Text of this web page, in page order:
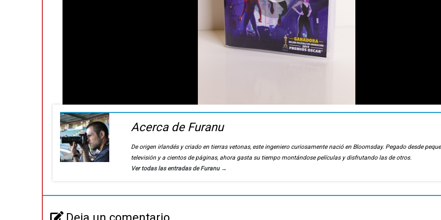
Acerca de Furanu
De origen irlandés y criado en tierras vetonas, este ingeniero curiosamente nació en Bloomsday. Pegado desde
televisión y a cientos de páginas, ahora gasta su tiempo montándose películas y disfrutando las de otros.
Ver todas las entradas de Furanu →